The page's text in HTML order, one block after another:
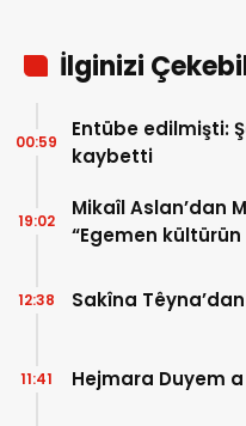
İlginizi
Entübe edilmişti:
kaybetti
00:59
Mikaîl Aslan’dan
“Egemen
19:02
Sakîna
12:38
Hejmara Duyem
11:41